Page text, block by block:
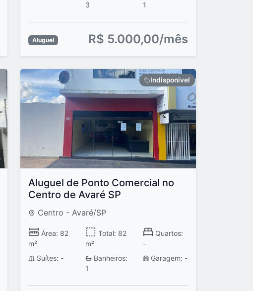
3
1
Aluguel R$ 5.000,00/mês
Indisponivel
Aluguel de Ponto Comercial no
Centro de Avaré SP
Centro - Avaré/SP
Área: 82
m²
Total: 82
m²
Quartos:
-
Suítes: -
Banheiros:
1
Garagem: -